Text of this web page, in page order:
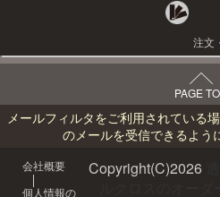
注文
PAGE
メールフィルタをご利用されている場
のメールを受信できるよう
会社概要
個人情報の
Copyright(C)2026
ルクロスのオー